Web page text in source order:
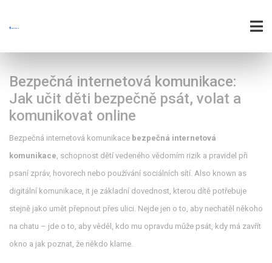
Bezpečná internetová komunikace:
Jak učit děti bezpečně psát, volat a
komunikovat online
Bezpečná internetová komunikace bezpečná internetová
komunikace, schopnost dětí vedeného vědomím rizik a pravidel při
psaní zpráv, hovorech nebo používání sociálních sítí. Also known as
digitální komunikace, it je základní dovednost, kterou dítě potřebuje
stejně jako umět přepnout přes ulici. Nejde jen o to, aby nechatěl někoho
na chatu – jde o to, aby věděl, kdo mu opravdu může psát, kdy má zavřít
okno a jak poznat, že někdo klame.